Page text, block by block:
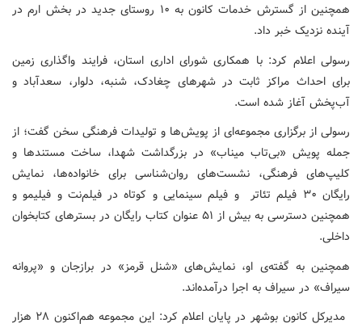
همچنین از گسترش خدمات کانون به ۱۰ روستای جدید در بخش ارم در
آینده نزدیک خبر داد.
رسولی اعلام کرد: با همکاری شورای اداری استان، فرایند واگذاری زمین
برای احداث مراکز ثابت در شهرهای چغادک، شنبه، دلوار، سعدآباد و
آب‌پخش آغاز شده است.
رسولی از برگزاری مجموعه‌ای از پویش‌ها و تولیدات فرهنگی سخن گفت؛ از
جمله پویش «بی‌تاب میناب» در بزرگداشت شهدا، ساخت مستندها و
کلیپ‌های فرهنگی، نشست‌های روان‌شناسی برای خانواده‌ها، نمایش
رایگان ۳۰ فیلم تئاتر و فیلم سینمایی و کوتاه در فیلم‌نت و فیلیمو و
همچنین دسترسی به بیش از ۵۱ عنوان کتاب رایگان در بسترهای کتابخوان
داخلی.
همچنین به گفته‌ی او، نمایش‌های «شنل قرمز» در برازجان و «پروانه
سیراف» در سیراف به اجرا درآمده‌اند.
مدیرکل کانون بوشهر در پایان اعلام کرد: این مجموعه هم‌اکنون ۲۸ هزار